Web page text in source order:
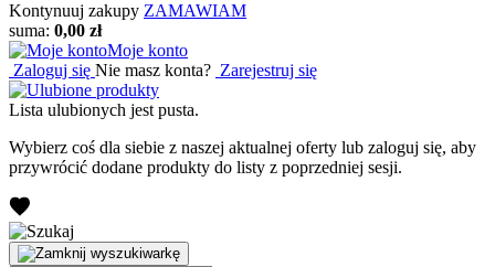
Kontynuuj zakupy ZAMAWIAM
suma: 0,00 zł
Moje konto
Zaloguj się Nie masz konta? Zarejestruj się
Lista ulubionych jest pusta.
Wybierz coś dla siebie z naszej aktualnej oferty lub zaloguj się, aby
przywrócić dodane produkty do listy z poprzedniej sesji.